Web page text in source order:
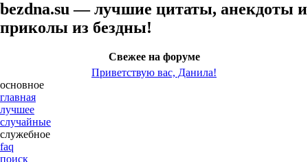
bezdna.su — лучшие цитаты, анекдоты и
приколы из бездны!
Свежее на форуме
Приветствую вас, Данила!
основное
главная
лучшее
случайные
служебное
faq
поиск